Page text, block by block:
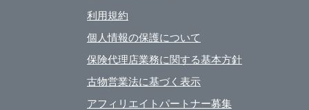
利用規約
個人情報の保護について
保険代理店業務に関する基本方針
古物営業法に基づく表示
アフィリエイトパートナー募集